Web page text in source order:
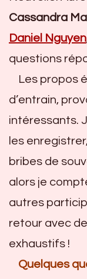
Cassandra
Daniel Nguyen
questions
Les propos
d’entrain,
intéressants.
les
bribes de
alors je
autres
retour avec
exhaustifs !
Quelques